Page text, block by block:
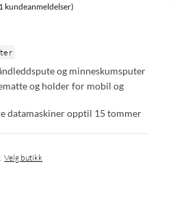
kundeanmeldelser)
og minneskumsputer
og holder for mobil og
datamaskiner opptil 15 tommer
Velg butikk